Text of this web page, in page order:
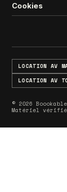
Cookies
LOCATION AV
LOCATION AV
© 2026
Matériel vérifié